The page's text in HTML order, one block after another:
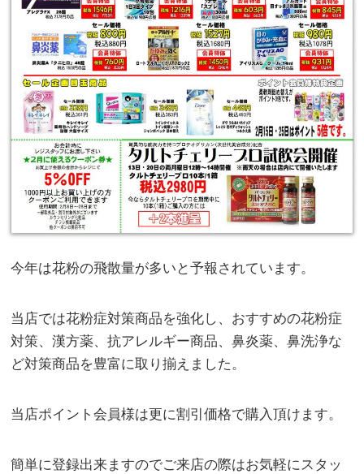
今年は花粉の飛散量が多いと予報されています。
当店では花粉症対策商品を強化し、おすすめの花粉症
対策、漢方薬、抗アレルギー商品、鼻炎薬、鼻洗浄な
ど対策商品を豊富に取り揃えました。
当店ポイント会員様は更に割引価格で購入頂けます。
簡単に登録出来ますのでご来店の際はお気軽にスタッ